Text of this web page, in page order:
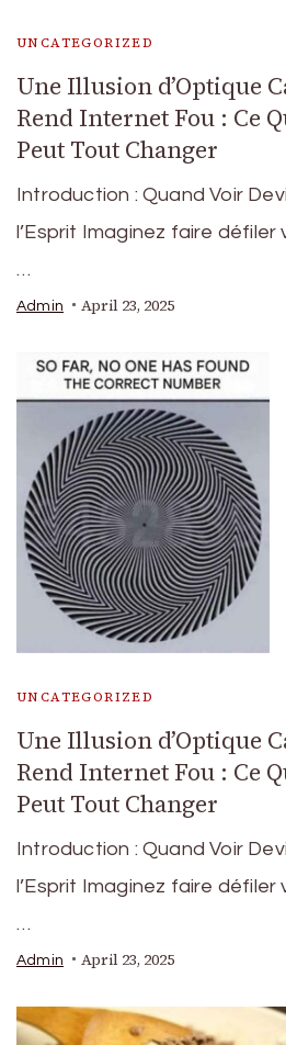
UNCATEGORIZED
Une Illusion d’Optique
Rend Internet Fou : Ce
Peut Tout Changer
Introduction : Quand Voir
l’Esprit Imaginez faire défiler
…
Admin April 23, 2025
UNCATEGORIZED
Une Illusion d’Optique
Rend Internet Fou : Ce
Peut Tout Changer
Introduction : Quand Voir
l’Esprit Imaginez faire défiler
…
Admin April 23, 2025